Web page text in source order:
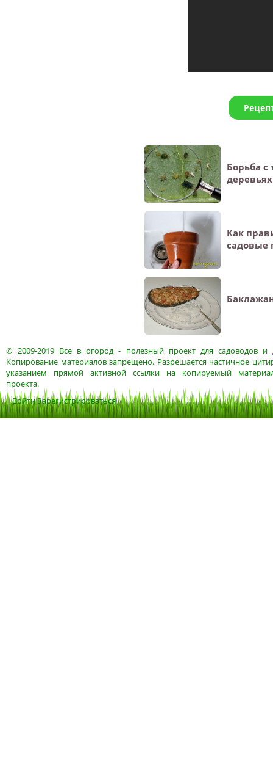
Борьба
деревьях
Как
садовые
© 2009-2019 Все в огород- полезный проект для садоводов и
Копирование материалов запрещено. Разрешается частичное
указанием прямой активной ссылки на копируемый
проекта.
ВойтиЗарегистрироваться